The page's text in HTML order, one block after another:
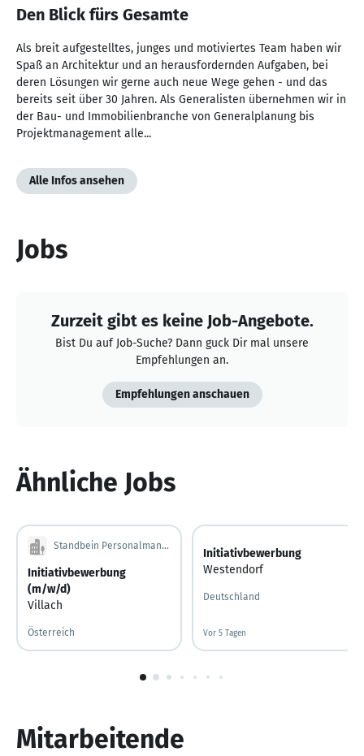
Den Blick fürs Gesamte
Als breit aufgestelltes, junges und motiviertes Team haben wir
Spaß an Architektur und an herausfordernden Aufgaben, bei
deren Lösungen wir gerne auch neue Wege gehen - und das
bereits seit über 30 Jahren. Als Generalisten übernehmen wir in
der Bau- und Immobilienbranche von Generalplanung bis
Projektmanagement alle...
Alle Infos ansehen
Jobs
Zurzeit gibt es keine Job-Angebote.
Bist Du auf Job-Suche? Dann guck Dir mal unsere
Empfehlungen an.
Empfehlungen anschauen
Ähnliche Jobs
Standbein Personalmanagement GmbH
Initiativbewerbung
(m/w/d)
Villach
Österreich
Initiativbewerbung
Westendorf
Deutschland
Vor 5 Tagen
Vor 5 Tagen veröffentlicht
Mitarbeitende